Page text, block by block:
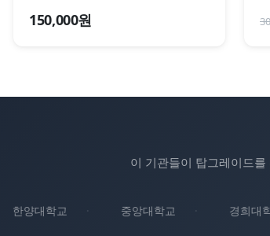
150,000원
이 기관들이 탑그레이드
한양대학교 중앙대학교 경희대학